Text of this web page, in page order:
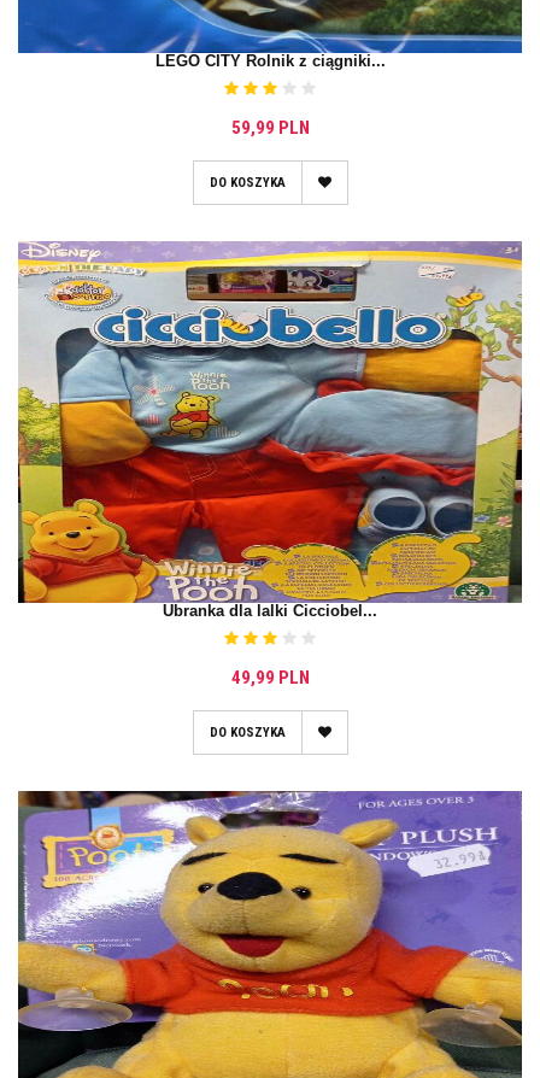
LEGO CITY Rolnik z ciągniki...
59,99 PLN
DO KOSZYKA
Ubranka dla lalki Cicciobel...
49,99 PLN
DO KOSZYKA